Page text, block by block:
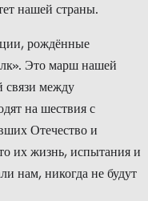
нашей страны.
рождённые
Это марш нашей
связи между
на шествия с
Отечество и
их жизнь, испытания и
нам, никогда не будут